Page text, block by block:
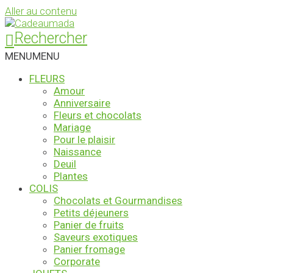
Aller au contenu
Rechercher
MENUMENU
FLEURS
Amour
Anniversaire
Fleurs et chocolats
Mariage
Pour le plaisir
Naissance
Deuil
Plantes
COLIS
Chocolats et Gourmandises
Petits déjeuners
Panier de fruits
Saveurs exotiques
Panier fromage
Corporate